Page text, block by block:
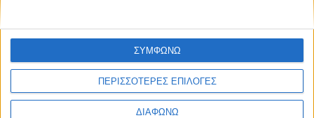
ΠΕΡΙΣΣΟΤΕΡΕΣ ΕΠΙΛΟΓΕΣ
ΔΙΑΦΩΝΩ
ΣΥΜΦΩΝΩ